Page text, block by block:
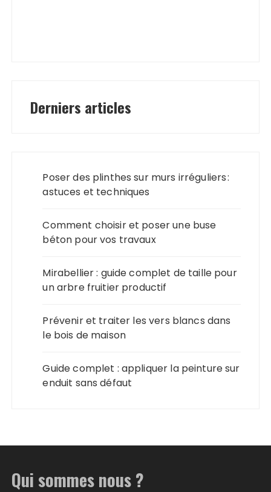
Derniers articles
Poser des plinthes sur murs irréguliers :
astuces et techniques
Comment choisir et poser une buse
béton pour vos travaux
Mirabellier : guide complet de taille pour
un arbre fruitier productif
Prévenir et traiter les vers blancs dans
le bois de maison
Guide complet : appliquer la peinture sur
enduit sans défaut
Qui sommes nous ?